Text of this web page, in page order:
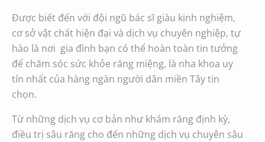
Được biết đến với đội ngũ bác sĩ giàu kinh nghiệm,
cơ sở vật chất hiện đại và dịch vụ chuyên nghiệp, tự
hào là nơi gia đình bạn có thể hoàn toàn tin tưởng
để chăm sóc sức khỏe răng miệng, là nha khoa uy
tín nhất của hàng ngàn người dân miền Tây tin
chọn.
Từ những dịch vụ cơ bản như khám răng định kỳ,
điều trị sâu răng cho đến những dịch vụ chuyên sâu